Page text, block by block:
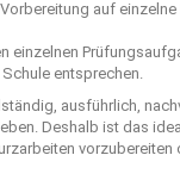
auf
einzelnen
entsprechen.
ausführlich,
Deshalb ist das
vorzubereiten